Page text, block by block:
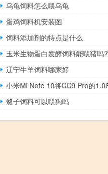
乌龟饲料怎么喂乌龟
蛋鸡饲料机安装图
饲料添加剂的特点是什么
玉米生物蛋白发酵饲料能喂猪吗?
辽宁牛羊饲料哪家好
貉子饲料可以喂狗吗